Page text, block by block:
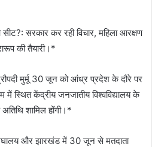
सरकार कर रही विचार, महिला आरक्षण
की तैयारी।*
मुर्मू 30 जून को आंध्र प्रदेश के दौरे पर
स्थित केंद्रीय जनजातीय विश्वविद्यालय के
शामिल होंगी।*
मेघालय और झारखंड में 30 जून से मतदाता